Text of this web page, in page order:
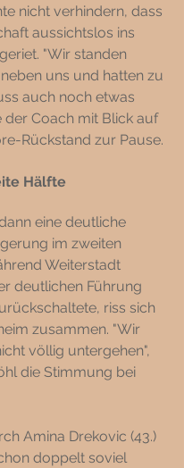
nicht verhindern, dass
aussichtslos ins
"Wir standen
uns und hatten zu
auch noch etwas
der Coach mit Blick auf
Rückstand zur Pause.
Hälfte
eine deutliche
im zweiten
Weiterstadt
deutlichen Führung
riss sich
zusammen. "Wir
völlig untergehen",
die Stimmung bei
Amina Drekovic (43.)
doppelt soviel